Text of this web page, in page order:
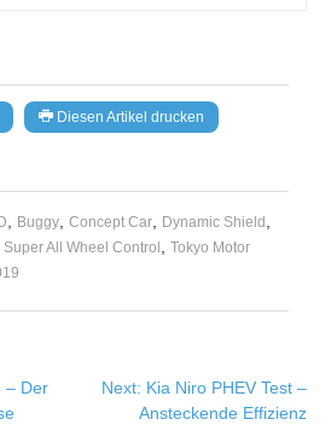
Diesen Artikel drucken
, Buggy, Concept Car, Dynamic Shield ,
Super All Wheel Control , Tokyo Motor
– Der
Next: Kia Niro PHEV Test –
Ansteckende Effizienz